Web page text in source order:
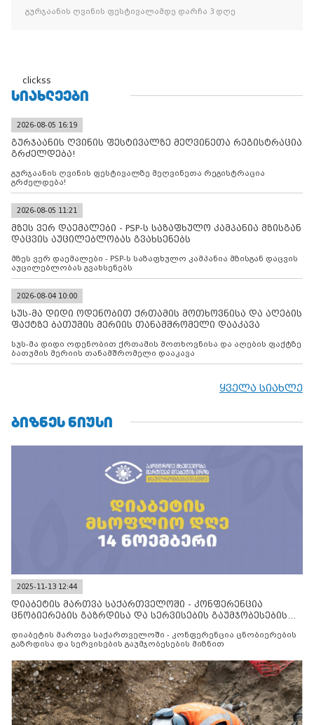
გურჯაანის ღვინის ფესტივალამდე დარჩა 3 დღე
clickss
ᲡᲘᲐᲮᲚᲔᲔᲑᲘ
2026-08-05 16:19
გურჯაანის ღვინის ფესტივალზე მეღვინეთა რეგისტრაცია
გრძელდება!
გურჯაანის ღვინის ფესტივალზე მეღვინეთა რეგისტრაცია
გრძელდება!
2026-08-05 11:21
მზეს ვერ დაემალები - PSP-ს საზაფხულო კამპანია მზისგან
დაცვის აუცილებლობას გვახსენებს
მზეს ვერ დაემალები - PSP-ს საზაფხულო კამპანია მზისგან დაცვის
აუცილებლობას გვახსენებს
2026-08-04 10:00
სუს-მა დიდი ოდენობით ქრთამის მოთხოვნისა და აღების
ფაქტზე ბათუმის მერიის თანამშრომელი დააკავა
სუს-მა დიდი ოდენობით ქრთამის მოთხოვნისა და აღების ფაქტზე
ბათუმის მერიის თანამშრომელი დააკავა
ყველა სიახლე
ᲑᲘᲖᲜᲔᲡ ᲜᲘᲣᲡᲘ
2025-11-13 12:44
დიაბეტის მართვა საქართველოში - კონფერენცია
ცნობიერების გაზრდისა და სერვისების გაუმჯობესების
დიაბეტის მართვა საქართველოში - კონფერენცია ცნობიერების
გაზრდისა და სერვისების გაუმჯობესების მიზნით